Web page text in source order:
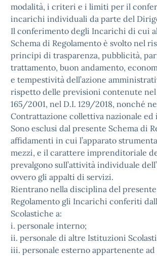
modalità, i criteri e i limiti per il
incarichi individuali da parte del
Il conferimento degli Incarichi di cui
Schema di Regolamento è svolto nel
principi di trasparenza, pubblicità,
trattamento, buon andamento,
e tempestività dell’azione
rispetto delle previsioni contenute nel
165/2001, nel D.I. 129/2018, nonché
Contrattazione collettiva nazionale ed
Sono esclusi dal presente Schema di
affidamenti in cui l’apparato
mezzi, e il carattere imprenditoriale
prevalgono sull’attività individuale
ovvero gli appalti di servizi.
Rientrano nella disciplina del
Regolamento gli Incarichi conferiti
Scolastiche a:
i. personale interno;
ii. personale di altre Istituzioni
iii. personale esterno appartenente ad